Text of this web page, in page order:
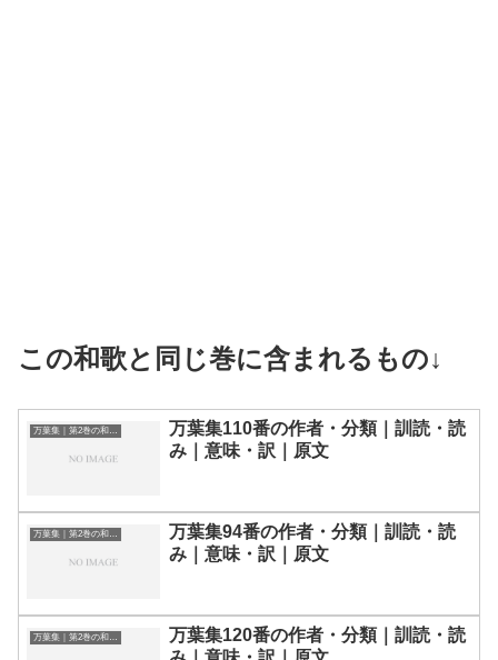
この和歌と同じ巻に含まれるもの↓
万葉集110番の作者・分類｜訓読・読
み｜意味・訳｜原文
万葉集｜第2巻の和歌一覧
万葉集94番の作者・分類｜訓読・読
み｜意味・訳｜原文
万葉集｜第2巻の和歌一覧
万葉集120番の作者・分類｜訓読・読